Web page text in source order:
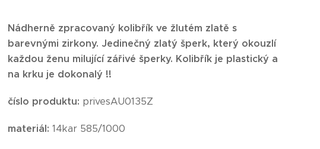
Nádherně zpracovaný kolibřík ve žlutém zlatě s
barevnými zirkony. Jedinečný zlatý šperk, který okouzlí
každou ženu milující zářivé šperky. Kolibřík je plastický a
na krku je dokonalý !!
číslo produktu: privesAU0135Z
materiál:14kar 585/1000